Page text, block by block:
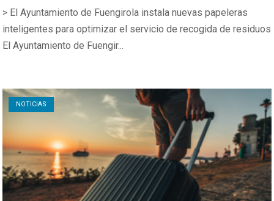
> El Ayuntamiento de Fuengirola instala nuevas papeleras
inteligentes para optimizar el servicio de recogida de residuos
El Ayuntamiento de Fuengir...
NOTICIAS
Open post